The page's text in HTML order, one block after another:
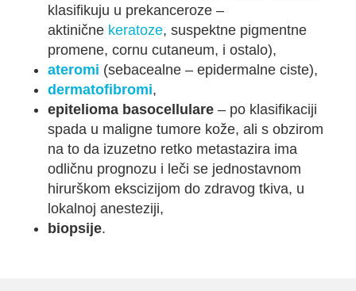
klasifikuju u prekanceroze –
aktinične keratoze, suspektne pigmentne
promene, cornu cutaneum, i ostalo),
ateromi (sebacealne – epidermalne ciste),
dermatofibromi,
epitelioma basocellulare – po klasifikaciji
spada u maligne tumore kože, ali s obzirom
na to da izuzetno retko metastazira ima
odličnu prognozu i leči se jednostavnom
hirurškom ekscizijom do zdravog tkiva, u
lokalnoj anesteziji,
biopsije.